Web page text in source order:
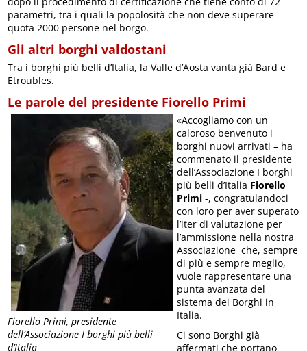
parametri, tra i quali la popolosità che non deve superare
quota 2000 persone nel borgo.
Gli altri borghi valdostani
Tra i borghi più belli d’Italia, la Valle d’Aosta vanta già Bard e
Etroubles.
Le parole del presidente Fiorello Primi
Fiorello Primi, presidente
dell’Associazione I borghi più belli
d’Italia
«Accogliamo con un
caloroso benvenuto i
borghi nuovi arrivati – ha
commenato il presidente
dell’Associazione I borghi
più belli d’Italia Fiorello
Primi -, congratulandoci
con loro per aver superato
l’iter di valutazione per
l’ammissione nella nostra
Associazione che, sempre
di più e sempre meglio,
vuole rappresentare una
punta avanzata del
sistema dei Borghi in
Italia.
Ci sono Borghi già
affermati che portano